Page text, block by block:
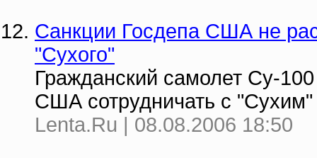
Санкции Госдепа США не
"Сухого"
Гражданский самолет Су-
США сотрудничать с "Сухим"
Lenta.Ru | 08.08.2006 18:50